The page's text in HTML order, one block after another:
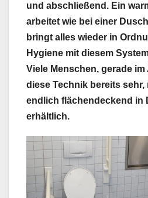
und abschließend. Ein
arbeitet wie bei einer
bringt alles wieder in
Hygiene mit diesem
Viele Menschen, gerade
diese Technik bereits sehr,
endlich flächendeckend in
erhältlich.